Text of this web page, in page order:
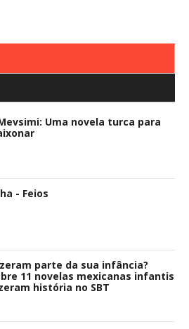
Uma novela turca para
- Feios
parte da sua infância?
11 novelas mexicanas infantis
história no SBT